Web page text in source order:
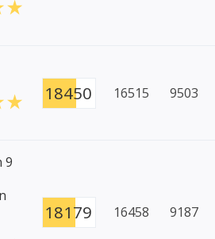
18450 16515 9503
9
18179 16458 9187